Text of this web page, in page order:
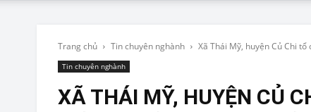
Trang chủ Tin chuyên nghành Xã Thái Mỹ, huyện Củ Chi
Tin chuyên nghành
XÃ THÁI MỸ, HUYỆN CỦ